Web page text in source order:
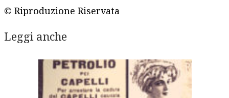
© Riproduzione Riservata
Leggi anche